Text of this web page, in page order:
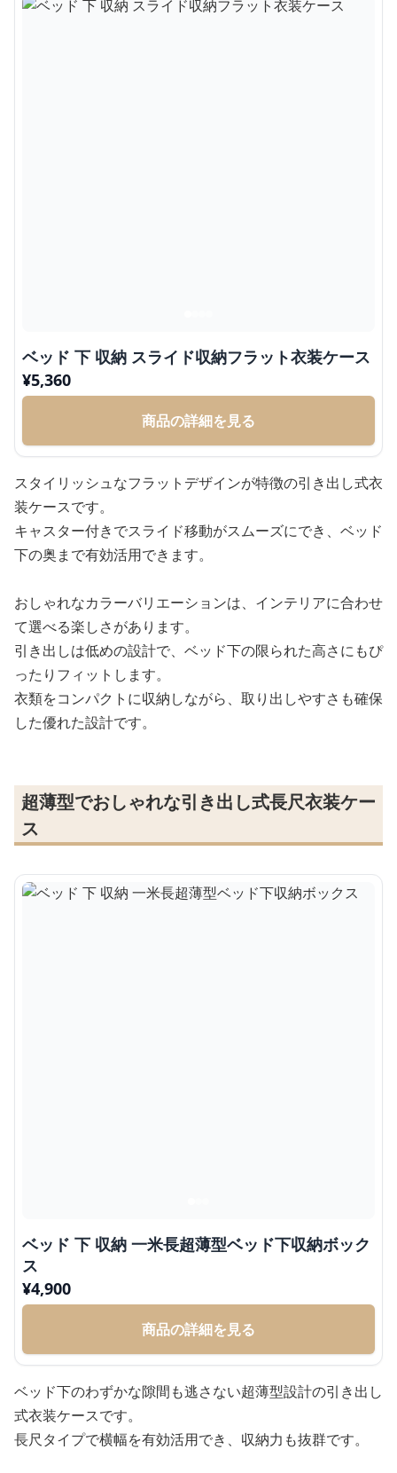
ベッド 下 収納 スライド収納フラット衣装ケース
¥5,360
商品の詳細を見る
スタイリッシュなフラットデザインが特徴の引き出し式衣
装ケースです。
キャスター付きでスライド移動がスムーズにでき、ベッド
下の奥まで有効活用できます。
おしゃれなカラーバリエーションは、インテリアに合わせ
て選べる楽しさがあります。
引き出しは低めの設計で、ベッド下の限られた高さにもぴ
ったりフィットします。
衣類をコンパクトに収納しながら、取り出しやすさも確保
した優れた設計です。
超薄型でおしゃれな引き出し式長尺衣装ケー
ス
ベッド 下 収納 一米長超薄型ベッド下収納ボック
ス
¥4,900
商品の詳細を見る
ベッド下のわずかな隙間も逃さない超薄型設計の引き出し
式衣装ケースです。
長尺タイプで横幅を有効活用でき、収納力も抜群です。